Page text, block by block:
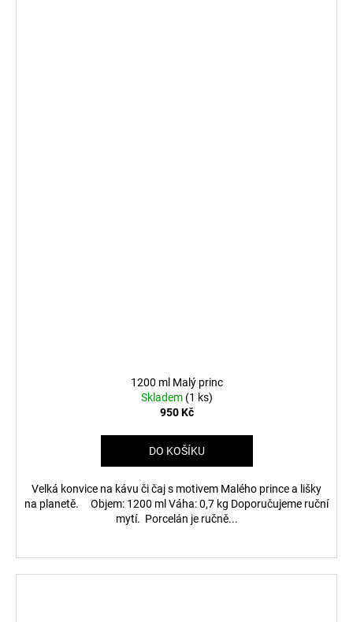
1200 ml Malý princ
Skladem (1 ks)
950 Kč
DO KOŠÍKU
Velká konvice na kávu či čaj s motivem Malého prince a lišky
na planetě. Objem: 1200 ml Váha: 0,7 kg Doporučujeme ruční
mytí. Porcelán je ručně...